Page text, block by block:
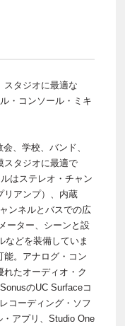
スタジオに最適な
・コンソール・ミキ
、学校、バンド、
スタジオに最適で
はステレオ・チャン
リアンプ）、内蔵
ンネルとバスでの広
ーター、シーンと設
などを装備していま
能。アナログ・コン
れたオーディオ・ク
のUC Surfaceコ
コーディング・ソフ
アプリ、Studio One